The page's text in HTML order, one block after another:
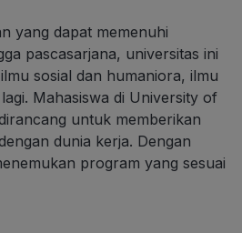
yang dapat memenuhi
pascasarjana, universitas ini
sosial dan humaniora, ilmu
Mahasiswa di University of
untuk memberikan
dunia kerja. Dengan
program yang sesuai